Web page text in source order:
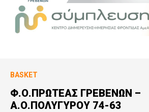
BASKET
Φ.Ο.ΠΡΩΤΕΑΣ ΓΡΕΒΕΝΩΝ –
Α.Ο.ΠΟΛΥΓΥΡΟΥ 74-63